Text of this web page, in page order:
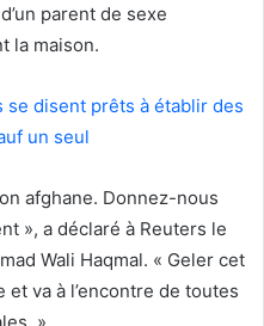
parent de sexe
la maison.
se disent prêts à établir des
un seul
afghane. Donnez-nous
», a déclaré à Reuters le
Wali Haqmal. « Geler cet
va à l’encontre de toutes